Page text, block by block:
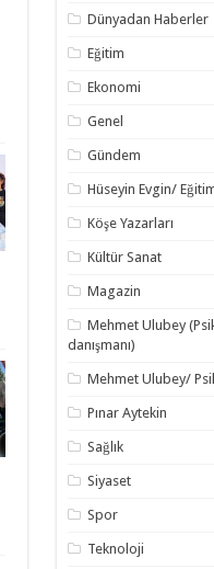
Dünyadan Haberler
Eğitim
Ekonomi
Genel
Gündem
Hüseyin Evgin/
Köşe Yazarları
Kültür Sanat
Magazin
Mehmet Ulubey
danışmanı)
Mehmet Ulubey/
Pınar Aytekin
Sağlık
Siyaset
Spor
Teknoloji